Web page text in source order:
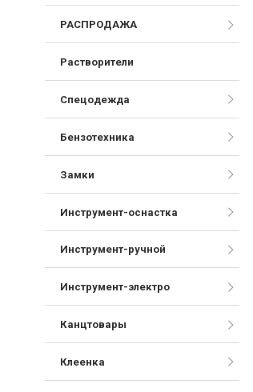
РАСПРОДАЖА
Растворители
Спецодежда
Бензотехника
Замки
Инструмент-оснастка
Инструмент-ручной
Инструмент-электро
Канцтовары
Клеенка